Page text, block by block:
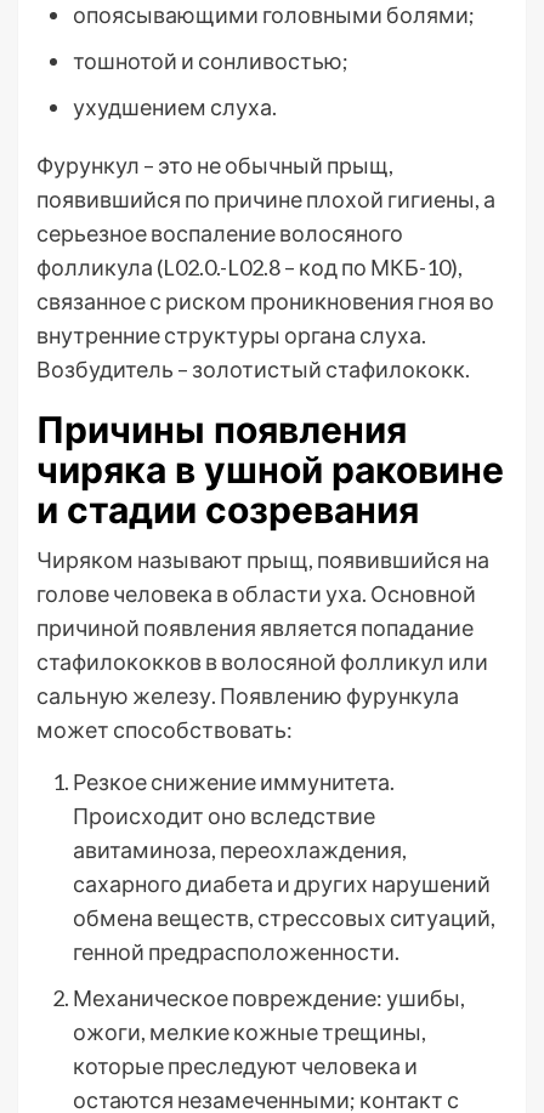
опоясывающими головными болями;
тошнотой и сонливостью;
ухудшением слуха.
Фурункул – это не обычный прыщ,
появившийся по причине плохой гигиены, а
серьезное воспаление волосяного
фолликула (L02.0.-L02.8 – код по МКБ-10),
связанное с риском проникновения гноя во
внутренние структуры органа слуха.
Возбудитель – золотистый стафилококк.
Причины появления
чиряка в ушной раковине
и стадии созревания
Чиряком называют прыщ, появившийся на
голове человека в области уха. Основной
причиной появления является попадание
стафилококков в волосяной фолликул или
сальную железу. Появлению фурункула
может способствовать:
Резкое снижение иммунитета.
Происходит оно вследствие
авитаминоза, переохлаждения,
сахарного диабета и других нарушений
обмена веществ, стрессовых ситуаций,
генной предрасположенности.
Механическое повреждение: ушибы,
ожоги, мелкие кожные трещины,
которые преследуют человека и
остаются незамеченными; контакт с